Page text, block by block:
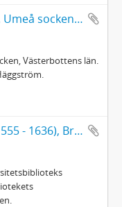
Karta över Kyrkobordet nr 1-3, Umeå socken, Västerbottens län 1714
Västerbottens län.
Kenicius, Petrus, ärkebiskop (1555 - 1636), Brev 1591, 1592, 1612, 1617, 1627, 1628, 1633, u å